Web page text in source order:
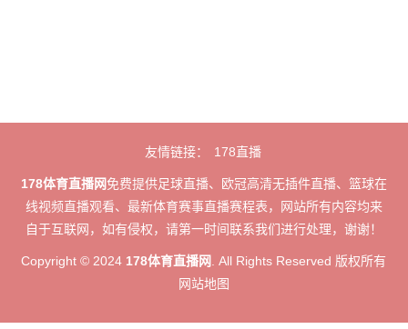
友情链接： 178直播
178体育直播网免费提供足球直播、欧冠高清无插件直播、篮球在
线视频直播观看、最新体育赛事直播赛程表，网站所有内容均来
自于互联网，如有侵权，请第一时间联系我们进行处理，谢谢！
Copyright © 2024 178体育直播网
. All Rights Reserved 版权所有
网站地图